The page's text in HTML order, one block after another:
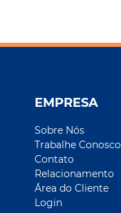
EMPRESA
Sobre Nós
Trabalhe Conosco
Contato
Relacionamento
Área do Cliente
Login